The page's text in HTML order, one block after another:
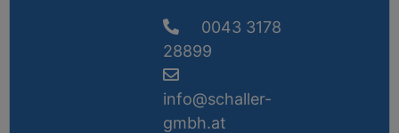
0043 3178
28899
info@schaller-
gmbh.at